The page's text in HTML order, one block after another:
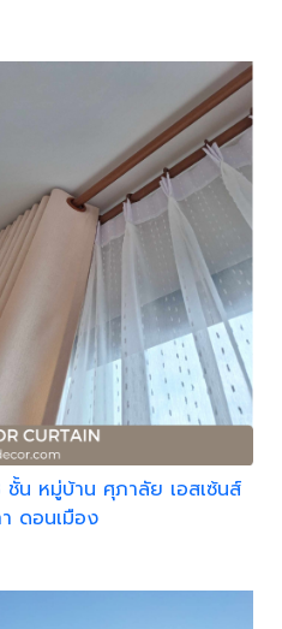
น หมู่บ้าน ศุภาลัย เอสเซ้นส์
ดอนเมือง